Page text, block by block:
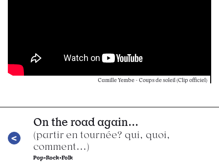
Camille Yembe - Coups de soleil (Clip officiel)
On the road again...
(partir en tournée? qui, quoi,
comment...)
Pop•Rock•Folk